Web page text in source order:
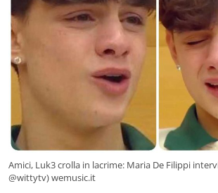
Amici, Luk3 crolla in lacrime: Maria De Filippi
@wittytv) wemusic.it